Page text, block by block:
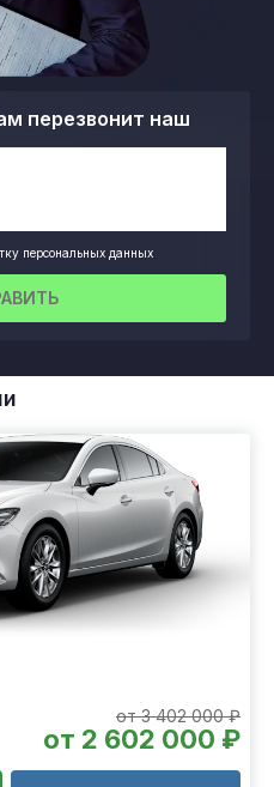
перезвонит наш
персональных данных
от 3 402 000 ₽
от 2 602 000 ₽